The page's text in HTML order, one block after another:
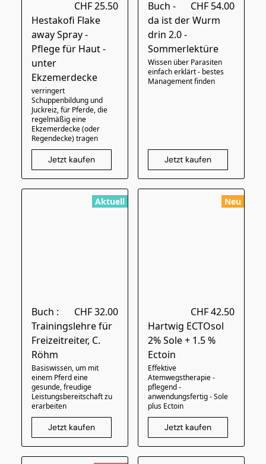
CHF 25.50
Hestakofi Flake
away Spray -
Pflege für Haut -
unter
Ekzemerdecke
verringert
Schuppenbildung und
Juckreiz, für Pferde, die
regelmäßig eine
Ekzemerdecke (oder
Regendecke) tragen
Jetzt kaufen
CHF 54.00
Buch -
da ist der Wurm
drin 2.0 -
Sommerlektüre
Wissen über Parasiten
einfach erklärt - bestes
Management finden
Jetzt kaufen
Aktuell
CHF 32.00
Buch :
Trainingslehre für
Freizeitreiter, C.
Röhm
Basiswissen, um mit
einem Pferd eine
gesunde, freudige
Leistungsbereitschaft zu
erarbeiten
Jetzt kaufen
Neu
CHF 42.50
Hartwig ECTOsol
2% Sole + 1.5 %
Ectoin
Effektive
Atemwegstherapie -
pflegend -
anwendungsfertig - Sole
plus Ectoin
Jetzt kaufen